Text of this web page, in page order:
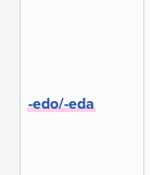
-edo/-eda